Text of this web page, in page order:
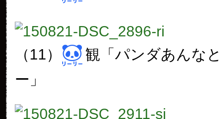
（11）
観「パンダあんな
ー」